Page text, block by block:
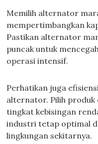
Memilih alternator
mempertimbangkan
Pastikan alternator
puncak untuk
operasi intensif.
Perhatikan juga
alternator. Pilih produk
tingkat kebisingan
industri tetap optimal
lingkungan sekitarnya.